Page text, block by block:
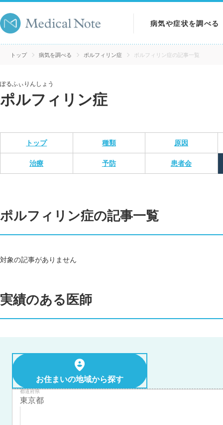
病気や症状を調べる
病気を調べる
トップ 病気を調べる ポルフィリン症 ポルフィリン症の記事一覧
ぽるふぃりんしょう
ポルフィリン症
トップ 種類 原因
治療 予防 患者会
ポルフィリン症の記事一覧
対象の記事がありません
実績のある医師
お住まいの地域から探す
都道府県